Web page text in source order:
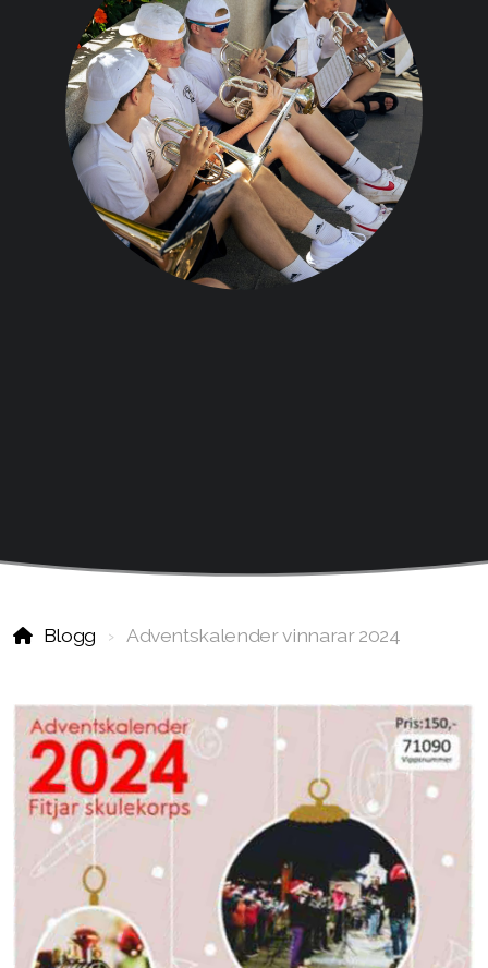
Blogg Adventskalender vinnarar 2024